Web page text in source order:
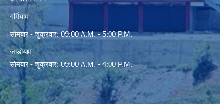
गर्मियाम
सोमबार - शुक्रवार: 09:00 A.M. - 5:00 P.M.
जाडोयाम
सोमबार - शुक्रवार: 09:00 A.M. - 4:00 P.M.